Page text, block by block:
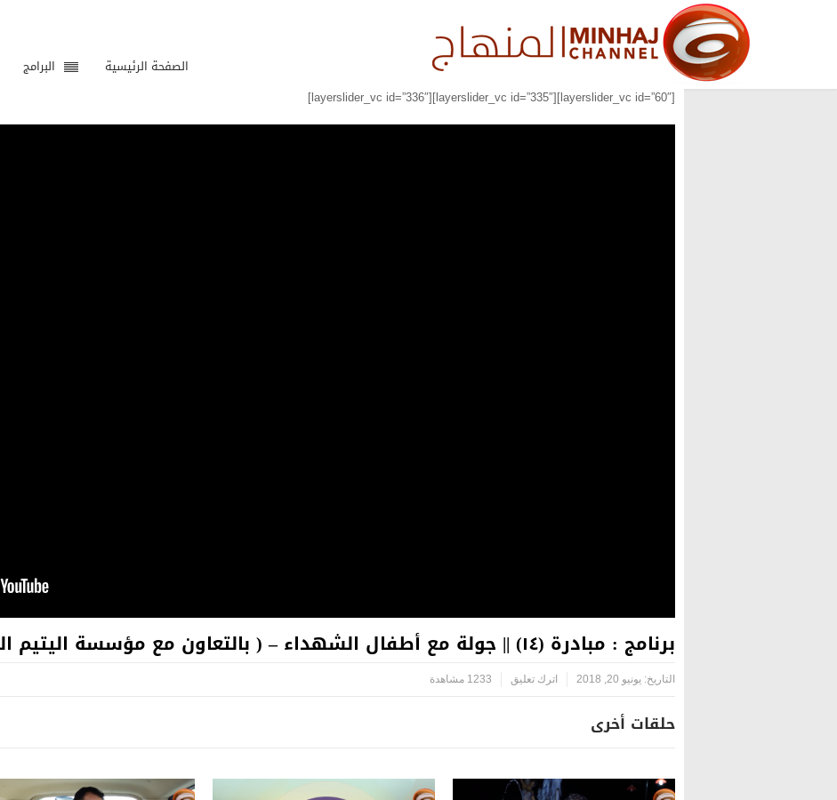
الصفحة الرئيسية البرامج
[layerslider_vc id=”60″][layerslider_vc id=”335″][layerslider_vc id=”336″]
برنامج : مبادرة (١٤) || جولة مع أطفال الشهداء – ( بالتعاون مع مؤسسة اليتيم الخيرية )
التاريخ: يونيو 20, 2018 اترك تعليق 1233 مشاهدة
حلقات أخرى